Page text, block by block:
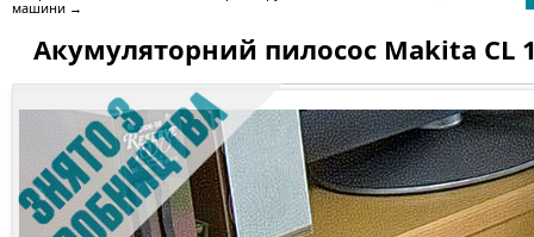
машини →
Акумуляторний пилосос Makita CL